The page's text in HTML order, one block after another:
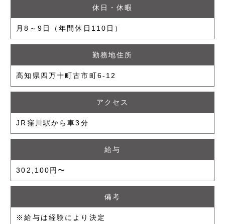
休日・休暇
月8～9日（年間休日110日）
勤務地住所
高知県四万十町古市町6-12
アクセス
JR窪川駅から車3分
給与
302,100円〜
備考
※給与は経験により決定